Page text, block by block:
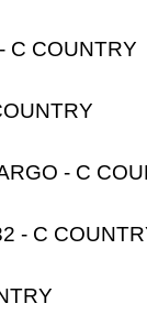
C COUNTRY
- C
- C